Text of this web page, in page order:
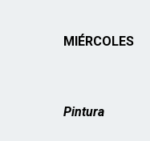
MIÉRCOLES
Pintura